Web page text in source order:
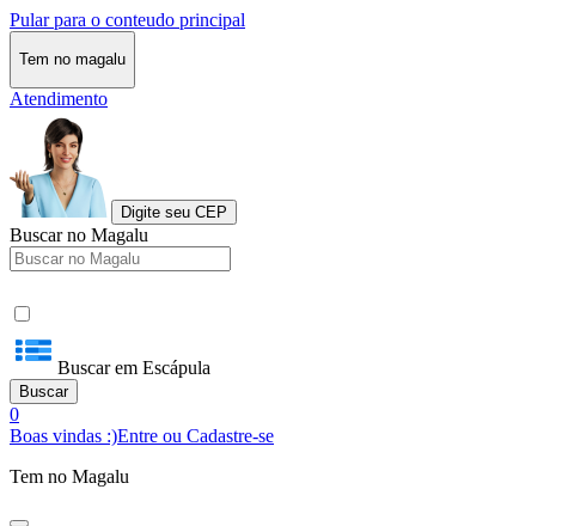
Pular para o conteudo principal
Tem no magalu
Atendimento
Digite seu CEP
Buscar no Magalu
Buscar em Escápula
Buscar
0
Boas vindas :)Entre ou Cadastre-se
Tem no Magalu